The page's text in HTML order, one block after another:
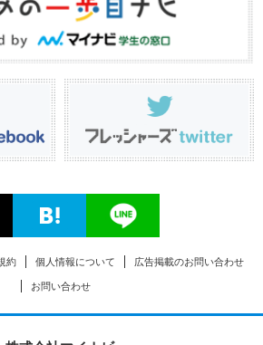
約 個人情報について 広告掲載のお問い合わせ
お問い合わせ